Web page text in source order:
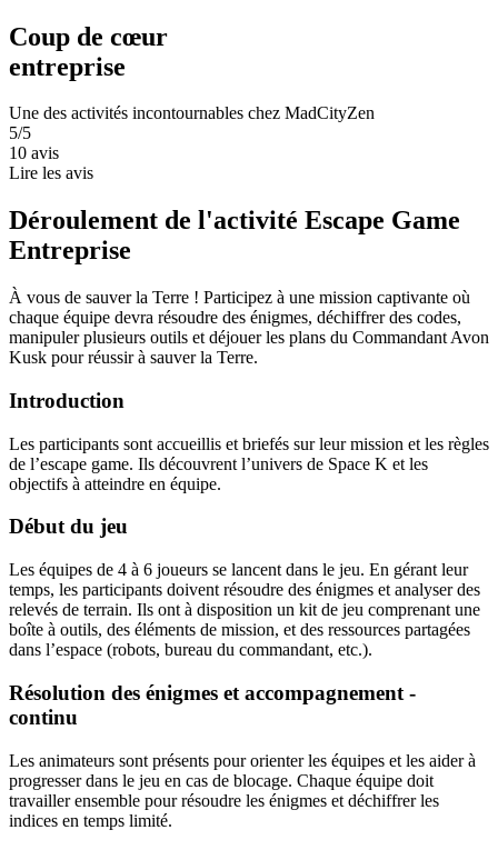
Coup de cœur
entreprise
Une des activités incontournables chez MadCityZen
5/5
10 avis
Lire les avis
Déroulement de l'activité Escape Game
Entreprise
À vous de sauver la Terre ! Participez à une mission captivante où
chaque équipe devra résoudre des énigmes, déchiffrer des codes,
manipuler plusieurs outils et déjouer les plans du Commandant Avon
Kusk pour réussir à sauver la Terre.
Introduction
Les participants sont accueillis et briefés sur leur mission et les règles
de l’escape game. Ils découvrent l’univers de Space K et les
objectifs à atteindre en équipe.
Début du jeu
Les équipes de 4 à 6 joueurs se lancent dans le jeu. En gérant leur
temps, les participants doivent résoudre des énigmes et analyser des
relevés de terrain. Ils ont à disposition un kit de jeu comprenant une
boîte à outils, des éléments de mission, et des ressources partagées
dans l’espace (robots, bureau du commandant, etc.).
Résolution des énigmes et accompagnement -
continu
Les animateurs sont présents pour orienter les équipes et les aider à
progresser dans le jeu en cas de blocage. Chaque équipe doit
travailler ensemble pour résoudre les énigmes et déchiffrer les
indices en temps limité.